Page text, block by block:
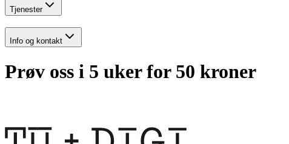
Tjenester
Info og kontakt
Prøv oss i 5 uker for 50 kroner